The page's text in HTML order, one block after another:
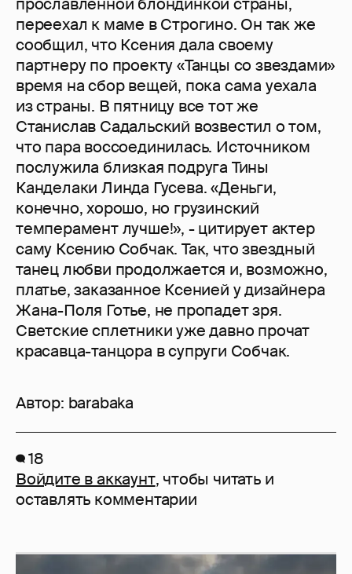
прославленной блондинкой страны,
переехал к маме в Строгино. Он так же
сообщил, что Ксения дала своему
партнеру по проекту «Танцы со звездами»
время на сбор вещей, пока сама уехала
из страны. В пятницу все тот же
Станислав Садальский возвестил о том,
что пара воссоединилась. Источником
послужила близкая подруга Тины
Канделаки Линда Гусева. «Деньги,
конечно, хорошо, но грузинский
темперамент лучше!», - цитирует актер
саму Ксению Собчак. Так, что звездный
танец любви продолжается и, возможно,
платье, заказанное Ксенией у дизайнера
Жана-Поля Готье, не пропадет зря.
Светские сплетники уже давно прочат
красавца-танцора в супруги Собчак.
Автор: barabaka
18
Войдите в аккаунт, чтобы читать и
оставлять комментарии